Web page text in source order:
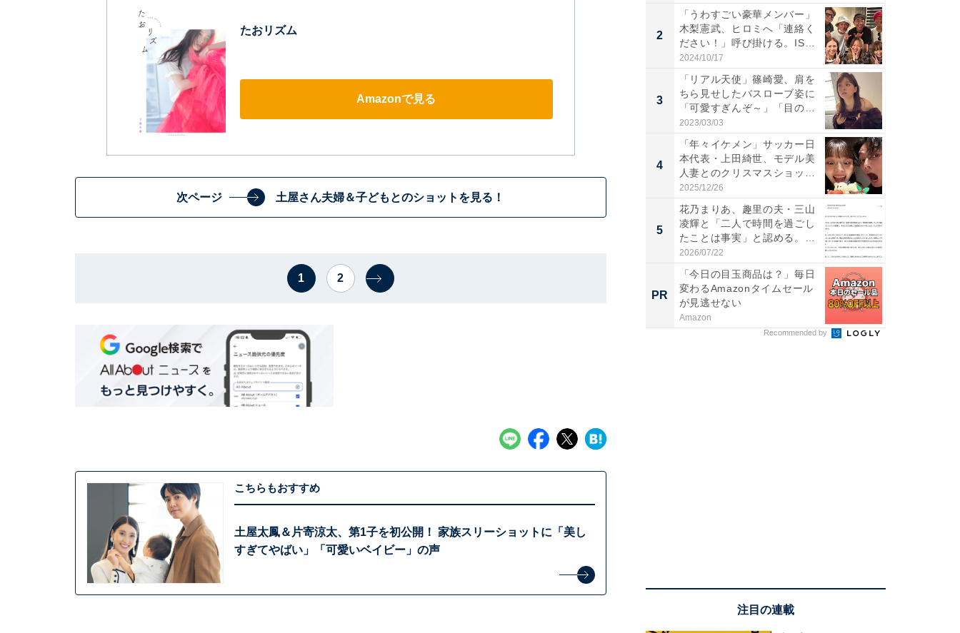
たおリズム
Amazonで見る
次ページ 土屋さん夫婦＆子どもとのショットを見る！
1 2
こちらもおすすめ
土屋太鳳＆片寄涼太、第1子を初公開！ 家族スリーショットに「美し
すぎてやばい」「可愛いベイビー」の声
2
「うわすごい豪華メンバー」
木梨憲武、ヒロミへ「連絡く
ださい！」呼び掛ける。IS
S...
2024/10/17
3
「リアル天使」篠崎愛、肩を
ちら見せしたバスローブ姿に
「可愛すぎんぞ～」「目の表
情...
2023/03/03
4
「年々イケメン」サッカー日
本代表・上田綺世、モデル美
人妻とのクリスマスショット
に...
2025/12/26
5
花乃まりあ、趣里の夫・三山
凌輝と「二人で時間を過ごし
たことは事実」と認める。
「不...
2026/07/22
PR
「今日の目玉商品は？」毎日
変わるAmazonタイムセール
が見逃せない
Amazon
Recommended by
注目の連載